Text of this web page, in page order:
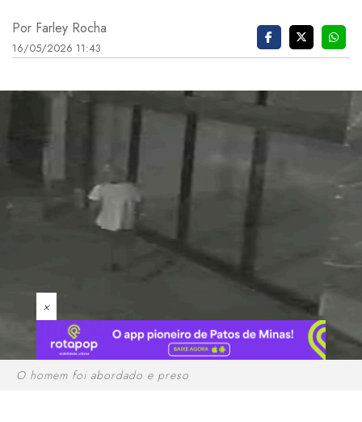
Por Farley Rocha
16/05/2026 11:43
×
O homem foi abordado e preso